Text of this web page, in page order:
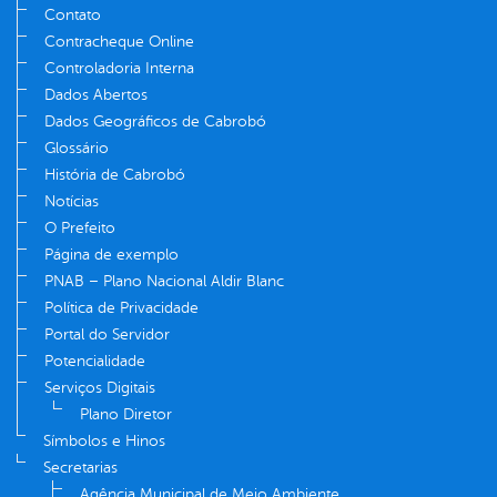
Contato
Contracheque Online
Controladoria Interna
Dados Abertos
Dados Geográficos de Cabrobó
Glossário
História de Cabrobó
Notícias
O Prefeito
Página de exemplo
PNAB – Plano Nacional Aldir Blanc
Política de Privacidade
Portal do Servidor
Potencialidade
Serviços Digitais
Plano Diretor
Símbolos e Hinos
Secretarias